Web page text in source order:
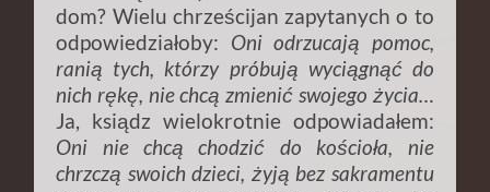
dom? Wielu chrześcijan zapytanych o to
odpowiedziałoby: Oni odrzucają pomoc,
ranią tych, którzy próbują wyciągnąć do
nich rękę, nie chcą zmienić swojego życia…
Ja, ksiądz wielokrotnie odpowiadałem:
Oni nie chcą chodzić do kościoła, nie
chrzczą swoich dzieci, żyją bez sakramentu